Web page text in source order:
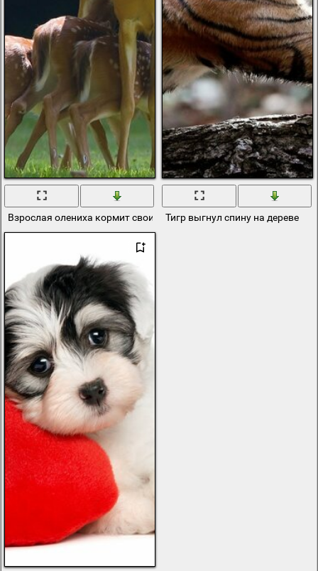
Взрослая олениха кормит своих оленятТигр выгнул спину на дереве